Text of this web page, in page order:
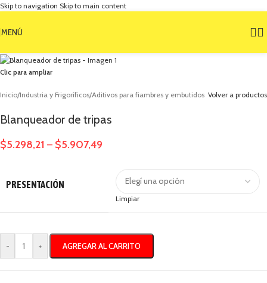
Skip to navigation Skip to main content
MENÚ
Clic para ampliar
Inicio/Industria y Frigoríficos/Aditivos para fiambres y embutidos Volver a productos
Blanqueador de tripas
$5.298,21 – $5.907,49
PRESENTACIÓN
Limpiar
- + AGREGAR AL CARRITO